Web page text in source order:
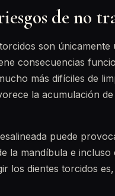
de no
son únicamente
consecuencias
más difíciles de
la acumulación
puede
la mandíbula e
los dientes torcidos